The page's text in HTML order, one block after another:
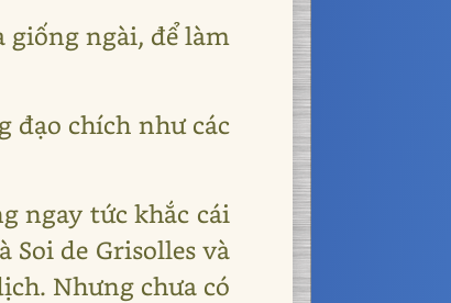
giống ngài, để làm
đạo chích như các
ngay tức khắc cái
Soi de Grisolles và
Nhưng chưa có